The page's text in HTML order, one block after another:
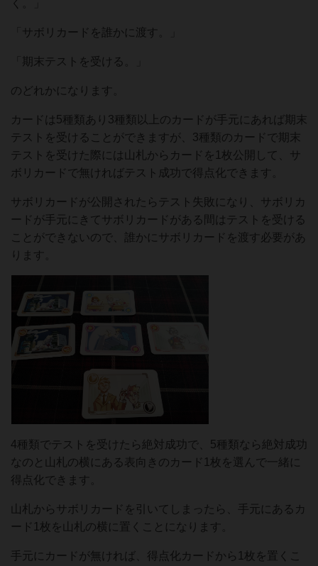
く。」
「サボリカードを誰かに渡す。」
「期末テストを受ける。」
のどれかになります。
カードは5種類あり3種類以上のカードが手元にあれば期末
テストを受けることができますが、3種類のカードで期末
テストを受けた際には山札からカードを1枚公開して、サ
ボリカードで無ければテスト成功で得点化できます。
サボリカードが公開されたらテスト失敗になり、サボリカ
ードが手元にきてサボリカードがある間はテストを受ける
ことができないので、誰かにサボリカードを渡す必要があ
ります。
4種類でテストを受けたら絶対成功で、5種類なら絶対成功
なのと山札の横にある表向きのカード1枚を選んで一緒に
得点化できます。
山札からサボリカードを引いてしまったら、手元にあるカ
ード1枚を山札の横に置くことになります。
手元にカードが無ければ、得点化カードから1枚を置くこ